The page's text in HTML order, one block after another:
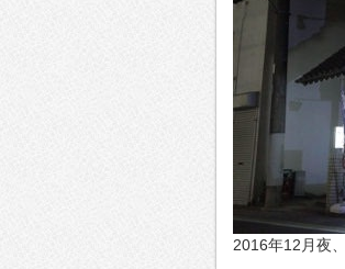
2016年12月夜